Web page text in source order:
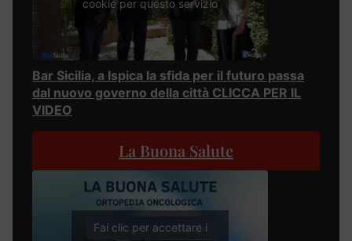
cookie per questo servizio
Bar Sicilia, a Ispica la sfida per il futuro passa
dal nuovo governo della città CLICCA PER IL
VIDEO
La Buona Salute
Fai clic per accettare i